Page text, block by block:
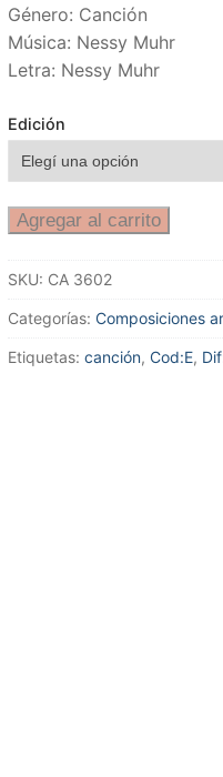
Género: Canción
Música: Nessy Muhr
Letra: Nessy Muhr
Edición
Agregar al carrito
SKU: CA 3602
Categorías: Composiciones
Etiquetas: canción, Cod:E,